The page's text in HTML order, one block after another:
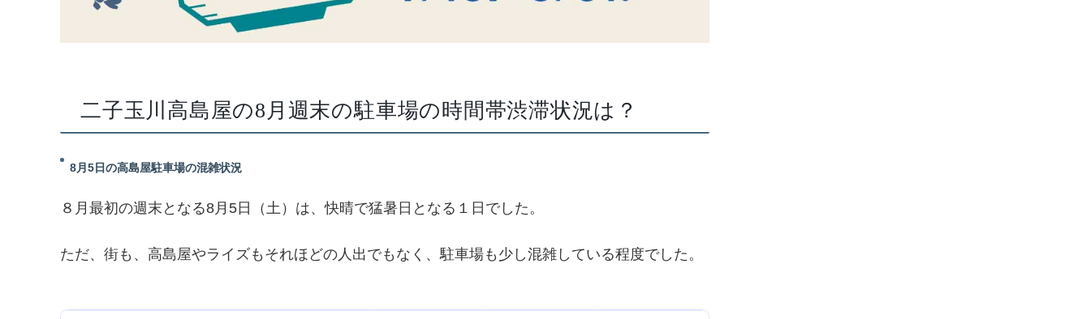
二子玉川高島屋の8月週末の駐車場の時間帯渋滞状況は？
8月5日の高島屋駐車場の混雑状況
８月最初の週末となる8月5日（土）は、快晴で猛暑日となる１日でした。
ただ、街も、高島屋やライズもそれほどの人出でもなく、駐車場も少し混雑している程度でした。